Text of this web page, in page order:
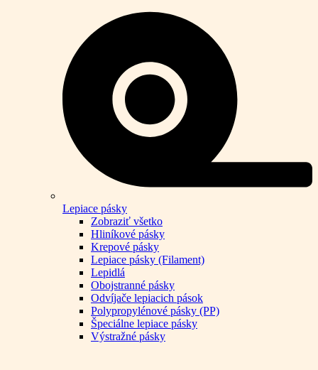
Lepiace pásky
Zobraziť všetko
Hliníkové pásky
Krepové pásky
Lepiace pásky (Filament)
Lepidlá
Obojstranné pásky
Odvíjače lepiacich pások
Polypropylénové pásky (PP)
Špeciálne lepiace pásky
Výstražné pásky